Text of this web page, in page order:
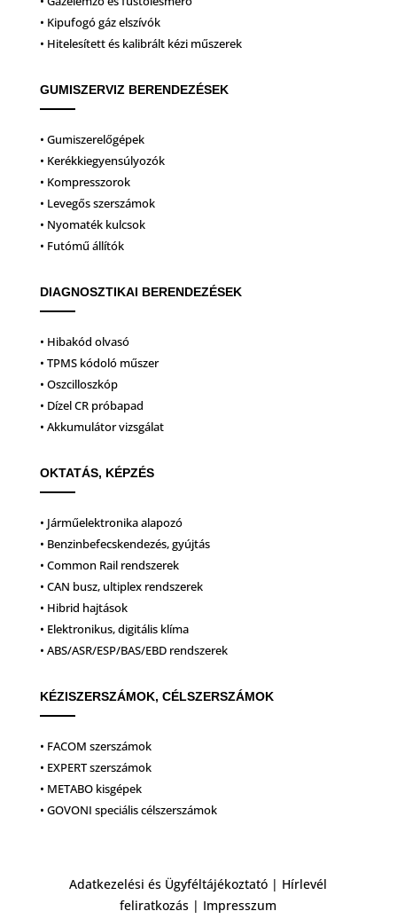
• Kipufogó gáz elszívók
• Hitelesített és kalibrált kézi műszerek
GUMISZERVIZ BERENDEZÉSEK
• Gumiszerelőgépek
• Kerékkiegyensúlyozók
• Kompresszorok
• Levegős szerszámok
• Nyomaték kulcsok
• Futómű állítók
DIAGNOSZTIKAI BERENDEZÉSEK
• Hibakód olvasó
• TPMS kódoló műszer
• Oszcilloszkóp
• Dízel CR próbapad
• Akkumulátor vizsgálat
OKTATÁS, KÉPZÉS
• Járműelektronika alapozó
• Benzinbefecskendezés, gyújtás
• Common Rail rendszerek
• CAN busz, ultiplex rendszerek
• Hibrid hajtások
• Elektronikus, digitális klíma
• ABS/ASR/ESP/BAS/EBD rendszerek
KÉZISZERSZÁMOK, CÉLSZERSZÁMOK
• FACOM szerszámok
• EXPERT szerszámok
• METABO kisgépek
• GOVONI speciális célszerszámok
Adatkezelési és Ügyféltájékoztató | Hírlevél
feliratkozás | Impresszum